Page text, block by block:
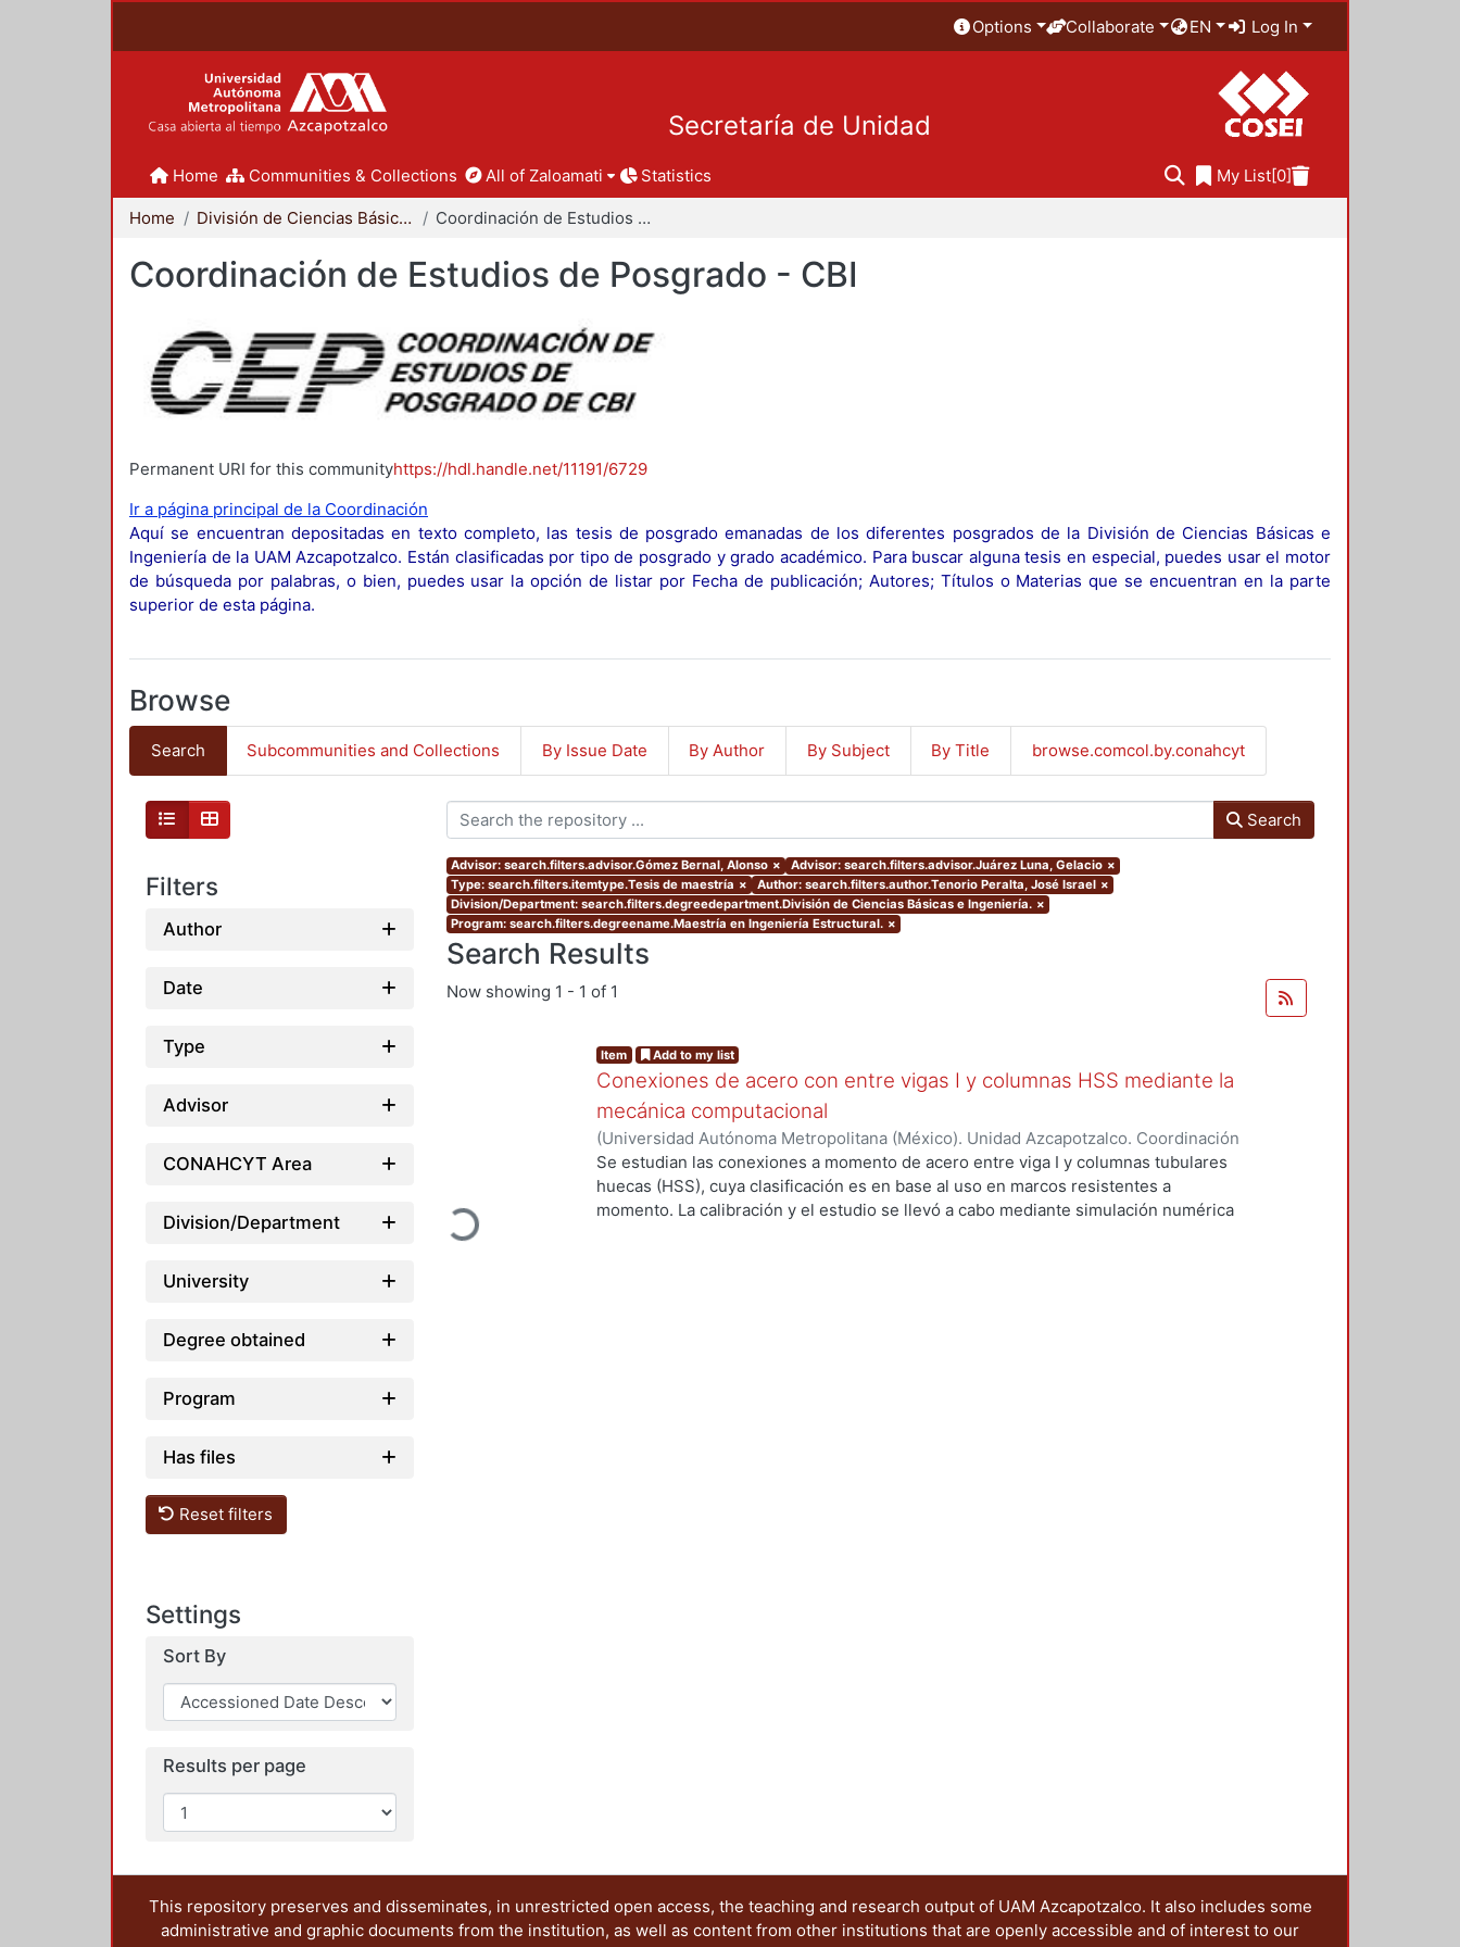
Options Collaborate EN Log In
Secretaría de Unidad
Home Communities & Collections All of Zaloamati Statistics My List[0]
Home División de Ciencias Básicas e Ingeniería Coordinación de Estudios de Posgrado - CBI
Coordinación de Estudios de Posgrado - CBI
Permanent URI for this communityhttps://hdl.handle.net/11191/6729
Ir a página principal de la Coordinación
Aquí se encuentran depositadas en texto completo, las tesis de posgrado emanadas de los diferentes posgrados de la División de Ciencias Básicas e
Ingeniería de la UAM Azcapotzalco. Están clasificadas por tipo de posgrado y grado académico. Para buscar alguna tesis en especial, puedes usar el motor
de búsqueda por palabras, o bien, puedes usar la opción de listar por Fecha de publicación; Autores; Títulos o Materias que se encuentran en la parte
superior de esta página.
Browse
Search Subcommunities and Collections By Issue Date By Author By Subject By Title browse.comcol.by.conahcyt
Filters
Author
Date
Type
Advisor
CONAHCYT Area
Division/Department
University
Degree obtained
Program
Has files
Reset filters
Settings
Sort By
Results per page
Search
Advisor: search.filters.advisor.Gómez Bernal, Alonso × Advisor: search.filters.advisor.Juárez Luna, Gelacio ×
Type: search.filters.itemtype.Tesis de maestría × Author: search.filters.author.Tenorio Peralta, José Israel ×
Division/Department: search.filters.degreedepartment.División de Ciencias Básicas e Ingeniería. ×
Program: search.filters.degreename.Maestría en Ingeniería Estructural. ×
Search Results
Now showing 1 - 1 of 1
Loading...
Item Add to my list
Conexiones de acero con entre vigas I y columnas HSS mediante la
mecánica computacional
(Universidad Autónoma Metropolitana (México). Unidad Azcapotzalco. Coordinación
de Servicios de Información., 2020-11)Tenorio Peralta, José Israel
Se estudian las conexiones a momento de acero entre viga I y columnas tubulares
huecas (HSS), cuya clasificación es en base al uso en marcos resistentes a
momento. La calibración y el estudio se llevó a cabo mediante simulación numérica
This repository preserves and disseminates, in unrestricted open access, the teaching and research output of UAM Azcapotzalco. It also includes some
administrative and graphic documents from the institution, as well as content from other institutions that are openly accessible and of interest to our